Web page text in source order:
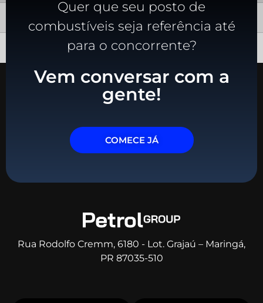
Quer que seu posto de
combustíveis seja referência até
para o concorrente?
Vem conversar com a
gente!
COMECE JÁ
Rua Rodolfo Cremm, 6180 - Lot. Grajaú – Maringá,
PR 87035-510